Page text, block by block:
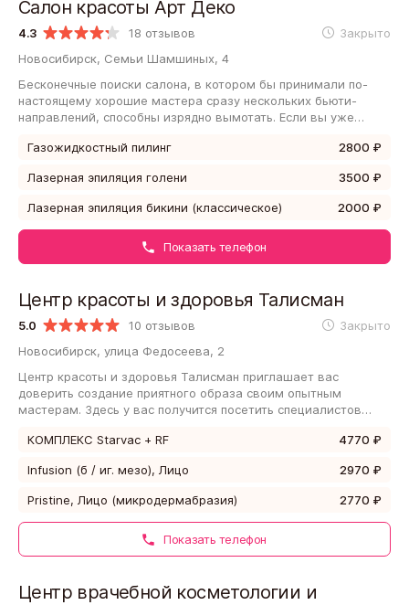
4.3 18 отзывов Закрыто
Салон красоты Арт Деко
Новосибирск, Семьи Шамшиных, 4
Бесконечные поиски салона, в котором бы принимали по-
настоящему хорошие мастера сразу нескольких бьюти-
направлений, способны изрядно вымотать. Если вы уже
Показать телефон
Газожидкостный пилинг 2800 ₽
Лазерная эпиляция голени 3500 ₽
Лазерная эпиляция бикини (классическое) 2000 ₽
5.0 10 отзывов Закрыто
Центр красоты и здоровья Талисман
Новосибирск, улица Федосеева, 2
Центр красоты и здоровья Талисман приглашает вас
доверить создание приятного образа своим опытным
мастерам. Здесь у вас получится посетить специалистов
Показать телефон
КОМПЛЕКС Starvaс + RF 4770 ₽
Infusion (б / иг. мезо), Лицо 2970 ₽
Pristine, Лицо (микродермабразия) 2770 ₽
Центр врачебной косметологии и